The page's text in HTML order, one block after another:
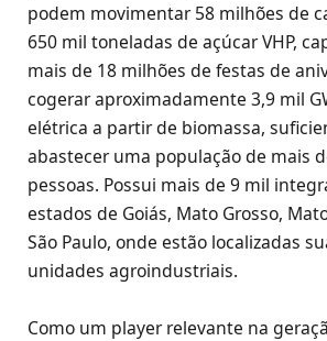
podem movimentar 58 milhões de
650 mil toneladas de açúcar VHP,
mais de 18 milhões de festas de
cogerar aproximadamente 3,9 mil
elétrica a partir de biomassa,
abastecer uma população de mais
pessoas. Possui mais de 9 mil
estados de Goiás, Mato Grosso,
São Paulo, onde estão localizadas
unidades agroindustriais.
Como um player relevante na